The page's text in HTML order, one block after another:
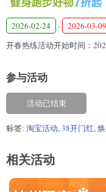
2026-02-24 -
2026-03-09
开春热练活动开始时间：
参与活动
活动已结束
标签: 淘宝活动,38开门红,
相关活动